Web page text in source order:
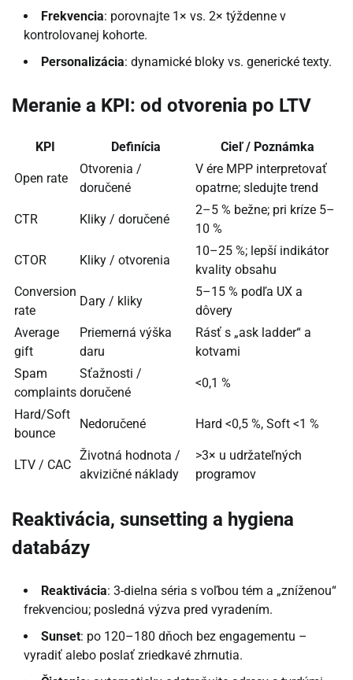
Frekvencia: porovnajte 1× vs. 2× týždenne v
kontrolovanej kohorte.
Personalizácia: dynamické bloky vs. generické texty.
Meranie a KPI: od otvorenia po LTV
KPI Definícia Cieľ / Poznámka
Open rate
Otvorenia /
doručené
V ére MPP interpretovať
opatrne; sledujte trend
CTR Kliky / doručené
2–5 % bežne; pri kríze 5–
10 %
CTOR Kliky / otvorenia
10–25 %; lepší indikátor
kvality obsahu
Conversion
rate
Dary / kliky
5–15 % podľa UX a
dôvery
Average
gift
Priemerná výška
daru
Rásť s „ask ladder“ a
kotvami
Spam
complaints
Sťažnosti /
doručené
<0,1 %
Hard/Soft
bounce
Nedoručené Hard <0,5 %, Soft <1 %
LTV / CAC
Životná hodnota /
akvizičné náklady
>3× u udržateľných
programov
Reaktivácia, sunsetting a hygiena
databázy
Reaktivácia: 3-dielna séria s voľbou tém a „zníženou“
frekvenciou; posledná výzva pred vyradením.
Sunset: po 120–180 dňoch bez engagementu –
vyradiť alebo poslať zriedkavé zhrnutia.